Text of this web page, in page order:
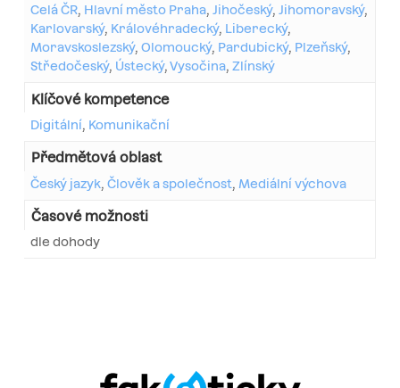
Celá ČR, Hlavní město Praha, Jihočeský, Jihomoravský,
Karlovarský, Královéhradecký, Liberecký,
Moravskoslezský, Olomoucký, Pardubický, Plzeňský,
Středočeský, Ústecký,Vysočina, Zlínský
Klíčové kompetence
Digitální, Komunikační
Předmětová oblast
Český jazyk, Člověk a společnost, Mediální výchova
Časové možnosti
dle dohody